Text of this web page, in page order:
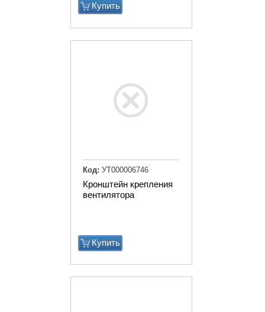
Купить
Кронштейн крепления
вентилятора
Купить
Код: УТ000006746